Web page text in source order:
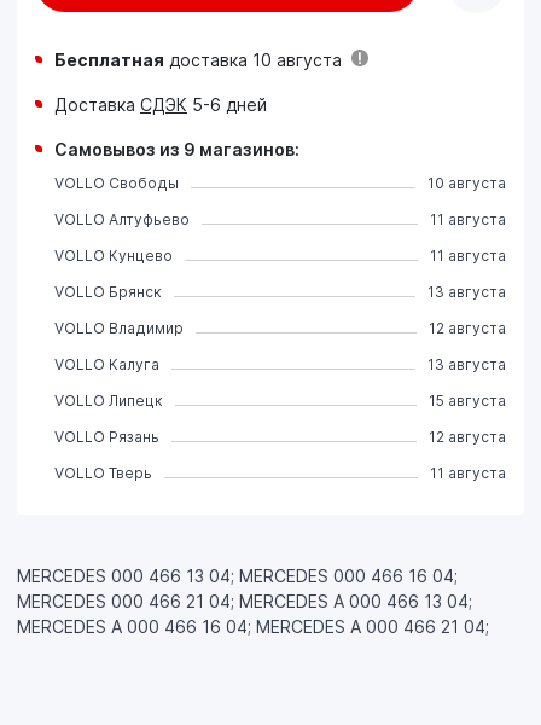
MERCEDES 000 466 13 04; MERCEDES 000 466 16 04;
MERCEDES 000 466 21 04; MERCEDES A 000 466 13 04;
MERCEDES A 000 466 16 04; MERCEDES A 000 466 21 04;
Бесплатная доставка 10 августа
Доставка СДЭК 5-6 дней
Самовывоз из 9 магазинов:
VOLLO Свободы
10 августа
VOLLO Алтуфьево
11 августа
VOLLO Кунцево
11 августа
VOLLO Брянск
13 августа
VOLLO Владимир
12 августа
VOLLO Калуга
13 августа
VOLLO Липецк
15 августа
VOLLO Рязань
12 августа
VOLLO Тверь
11 августа